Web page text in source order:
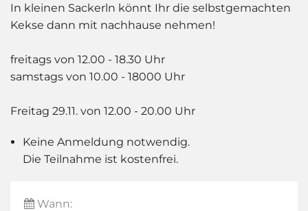
In kleinen Sackerln könnt Ihr die selbstgemachten
Kekse dann mit nachhause nehmen!
freitags von 12.00 - 18.30 Uhr
samstags von 10.00 - 18000 Uhr
Freitag 29.11. von 12.00 - 20.00 Uhr
Keine Anmeldung notwendig.
Die Teilnahme ist kostenfrei.
Wann: